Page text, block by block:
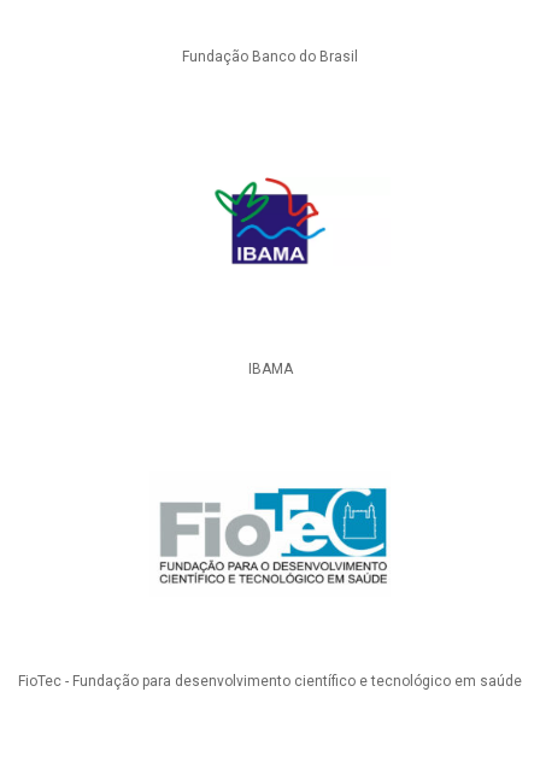
Fundação Banco do Brasil
IBAMA
FioTec - Fundação para desenvolvimento científico e tecnológico em saúde